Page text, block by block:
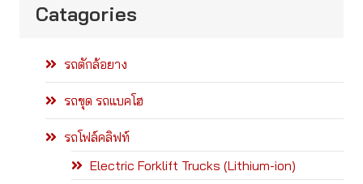
Catagories
รถตักล้อยาง
รถขุด รถแบคโฮ
รถโฟล์คลิฟท์
Electric Forklift Trucks (Lithium-ion)